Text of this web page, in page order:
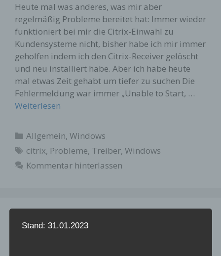
Heute mal was anderes, was mir aber
regelmäßig Probleme bereitet hat: Immer wieder
funktioniert bei mir die Citrix-Einwahl zu
Kundensysteme nicht, bisher habe ich mir immer
geholfen indem ich den Citrix-Receiver gelöscht
und neu installiert habe. Aber ich habe heute
mal etwas Zeit gehabt um tiefer zu suchen Die
Fehlermeldung war immer „Unable to Start, …
Weiterlesen
Kategorien
Allgemein,Windows
Schlagwörter
citrix, Probleme, Treiber,Windows
Kommentar hinterlassen
Suchen
Stand: 31.01.2023